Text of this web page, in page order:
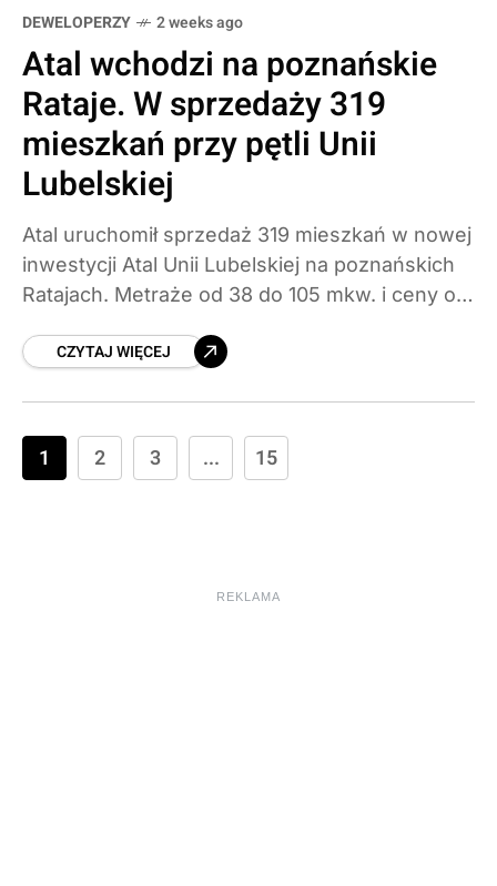
DEWELOPERZY 2 weeks ago
Atal wchodzi na poznańskie
Rataje. W sprzedaży 319
mieszkań przy pętli Unii
Lubelskiej
Atal uruchomił sprzedaż 319 mieszkań w nowej
inwestycji Atal Unii Lubelskiej na poznańskich
Ratajach. Metraże od 38 do 105 mkw. i ceny od
szczegóły projektu, terminy i to, jak oferta
CZYTAJ WIĘCEJ
1 2 3 ... 15
REKLAMA